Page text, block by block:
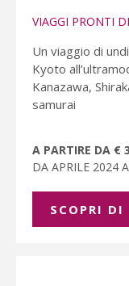
VIAGGI PRONTI
Un viaggio di
Kyoto
Kanazawa,
samurai
A PARTIRE DA €
DA APRILE 2024
SCOPRI DI